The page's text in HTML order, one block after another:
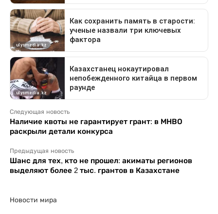
Следующая новость
Наличие квоты не гарантирует грант: в МНВО
раскрыли детали конкурса
Предыдущая новость
Шанс для тех, кто не прошел: акиматы регионов
выделяют более 2 тыс. грантов в Казахстане
Новости мира